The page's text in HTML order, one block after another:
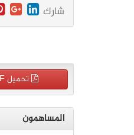
شارك
تحميل PDF
المساهمون